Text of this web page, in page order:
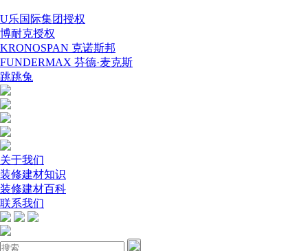
U乐国际集团授权
博耐克授权
KRONOSPAN 克诺斯邦
FUNDERMAX 芬德·麦克斯
跳跳兔
关于我们
装修建材知识
装修建材百科
联系我们